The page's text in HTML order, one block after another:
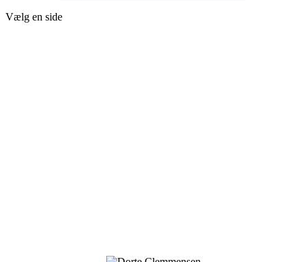
Vælg en side